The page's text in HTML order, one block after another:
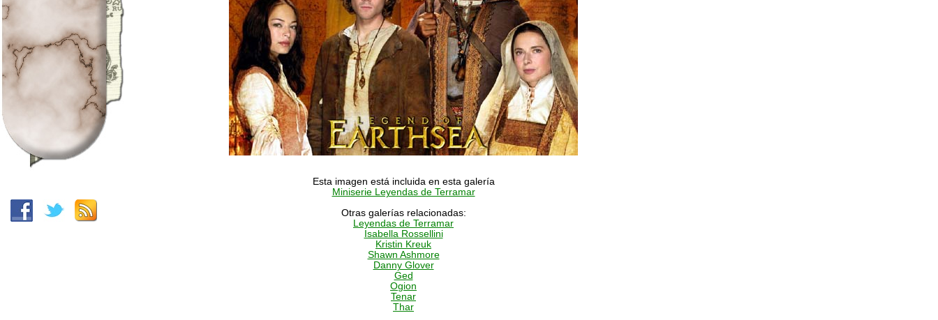
Esta imagen está incluida en esta galería
Miniserie Leyendas de Terramar
Otras galerías relacionadas:
Leyendas de Terramar
Isabella Rossellini
Kristin Kreuk
Shawn Ashmore
Danny Glover
Ged
Ogion
Tenar
Thar